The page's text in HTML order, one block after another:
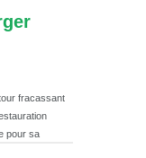
fracassant
pour sa